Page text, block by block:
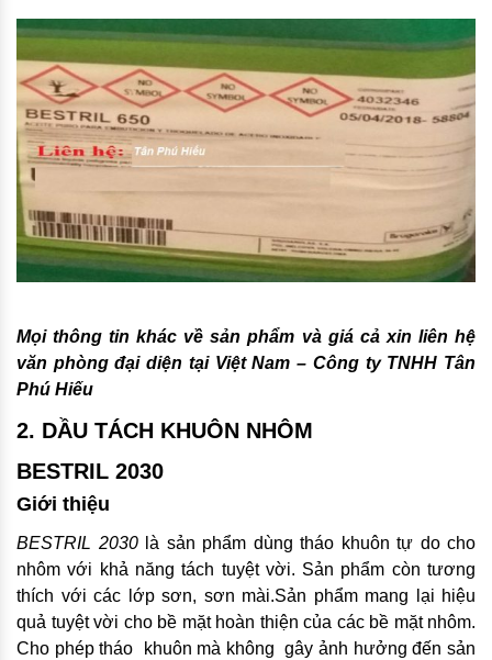
Mọi thông tin khác về sản phẩm và giá cả xin liên hệ
văn phòng đại diện tại Việt Nam – Công ty TNHH Tân
Phú Hiếu
2. DẦU TÁCH KHUÔN NHÔM
BESTRIL 2030
Giới thiệu
BESTRIL 2030là sản phẩm dùng tháo khuôn tự do cho
nhôm với khả năng tách tuyệt vời. Sản phẩm còn tương
thích với các lớp sơn, sơn mài.Sản phẩm mang lại hiệu
quả tuyệt vời cho bề mặt hoàn thiện của các bề mặt nhôm.
Cho phép tháo khuôn mà không gây ảnh hưởng đến sản